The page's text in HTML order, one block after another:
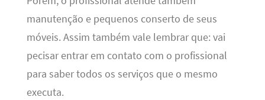
manutenção e pequenos conserto de seus
móveis. Assim também vale lembrar que: vai
pecisar entrar em contato com o profissional
para saber todos os serviços que o mesmo
executa.